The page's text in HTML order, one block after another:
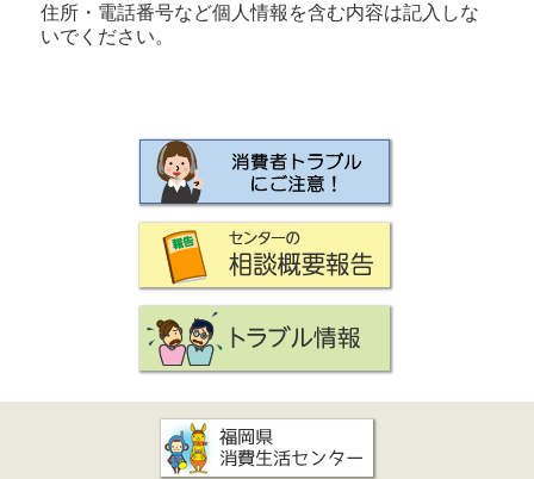
住所・電話番号など個人情報を含む内容は記入しな
いでください。